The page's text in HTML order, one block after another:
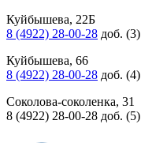
Куйбышева, 22Б
8 (4922) 28-00-28 доб. (3)
Куйбышева, 66
8 (4922) 28-00-28 доб. (4)
Соколова-соколенка, 31
8 (4922) 28-00-28 доб. (5)